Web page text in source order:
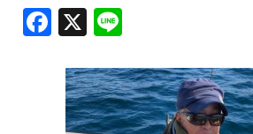
F
a
c
e
X
e